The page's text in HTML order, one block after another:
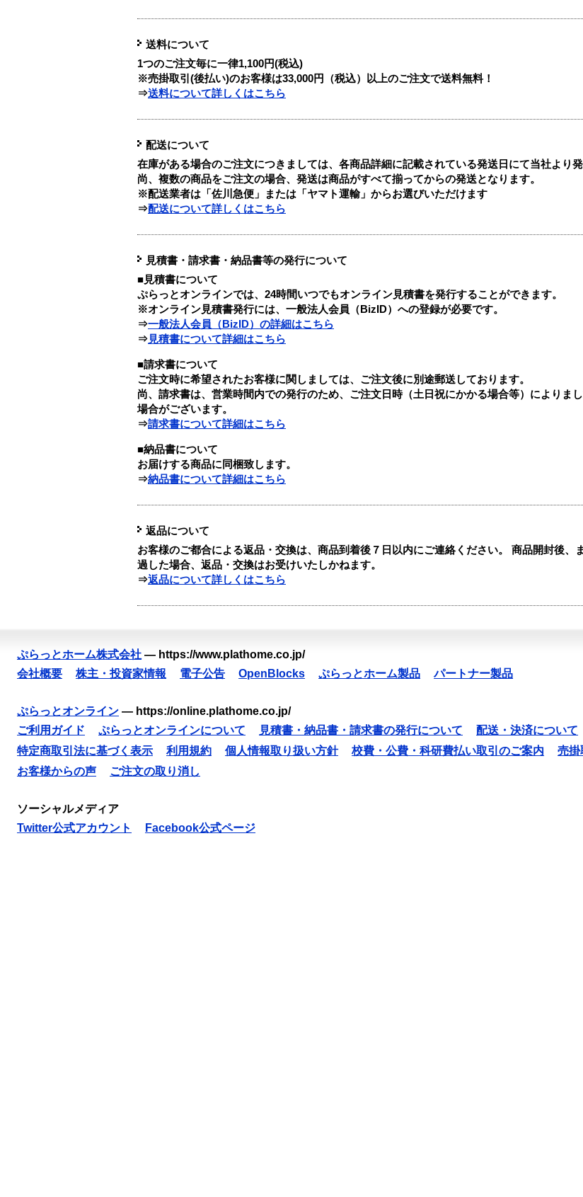
送料について
1つのご注文毎に一律1,100円(税込)
※売掛取引(後払い)のお客様は33,000円（税込）以上のご注文で送料無料！
⇒送料について詳しくはこちら
配送について
在庫がある場合のご注文につきましては、各商品詳細に記載されている発送日にて当社より発
尚、複数の商品をご注文の場合、発送は商品がすべて揃ってからの発送となります。
※配送業者は「佐川急便」または「ヤマト運輸」からお選びいただけます
⇒配送について詳しくはこちら
見積書・請求書・納品書等の発行について
■見積書について
ぷらっとオンラインでは、24時間いつでもオンライン見積書を発行することができます。
※オンライン見積書発行には、一般法人会員（BizID）への登録が必要です。
⇒一般法人会員（BizID）の詳細はこちら
⇒見積書について詳細はこちら
■請求書について
ご注文時に希望されたお客様に関しましては、ご注文後に別途郵送しております。
尚、請求書は、営業時間内での発行のため、ご注文日時（土日祝にかかる場合等）によりま
場合がございます。
⇒請求書について詳細はこちら
■納品書について
お届けする商品に同梱致します。
⇒納品書について詳細はこちら
返品について
お客様のご都合による返品・交換は、商品到着後７日以内にご連絡ください。 商品開封後、
過した場合、返品・交換はお受けいたしかねます。
⇒返品について詳しくはこちら
ぷらっとホーム株式会社 — https://www.plathome.co.jp/
会社概要
株主・投資家情報 電子公告 OpenBlocks ぷらっとホーム製品 パートナー製品
ぷらっとオンライン — https://online.plathome.co.jp/
ご利用ガイド
ぷらっとオンラインについて 見積書・納品書・請求書の発行について 配送・決済について
特定商取引法に基づく表示
利用規約 個人情報取り扱い方針 校費・公費・科研費払い取引のご案内 売掛
お客様からの声
ご注文の取り消し
ソーシャルメディア
Twitter公式アカウント
Facebook公式ページ